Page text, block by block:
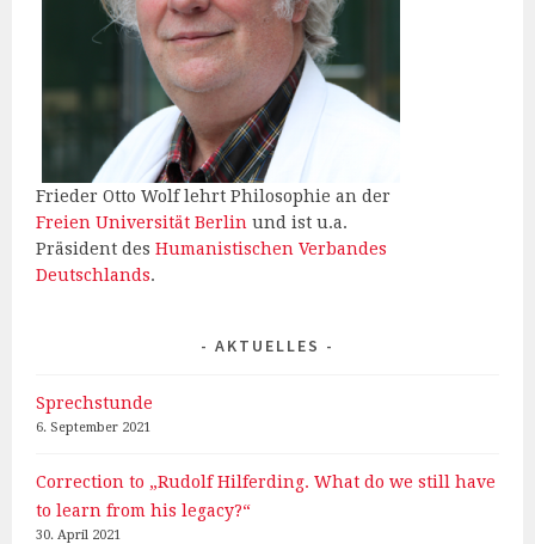
Frieder Otto Wolf lehrt Philosophie an der
Freien Universität Berlin und ist u.a.
Präsident desHumanistischen Verbandes
Deutschlands.
AKTUELLES
Sprechstunde
6. September 2021
Correction to „Rudolf Hilferding. What do we still have
to learn from his legacy?“
30. April 2021